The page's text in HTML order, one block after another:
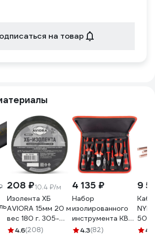
на товар
208 ₽10.4 ₽/м
Изолента ХБ
AVIORA 15мм 20 м
вес 180 г. 305-
0654.6(208)
4 135 ₽
Набор
изолированного
инструмента КВТ
НИИ-01 59380
4.3(82)
9
NYM
50 м
4.8